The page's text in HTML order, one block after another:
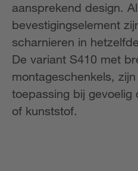
aansprekend design.
bevestigingselement
scharnieren in
De variant S410 met
montageschenkels,
toepassing bij gevoelig
of kunststof.